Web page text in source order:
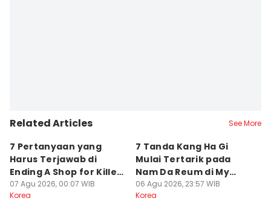
Related Articles See More
7 Pertanyaan yang
Harus Terjawab di
Ending A Shop for Killers
2
07 Agu 2026, 00:07 WIB
Korea
7 Tanda Kang Ha Gi
Mulai Tertarik pada
Nam Da Reum di My
Bias, My Boss
06 Agu 2026, 23:57 WIB
Korea